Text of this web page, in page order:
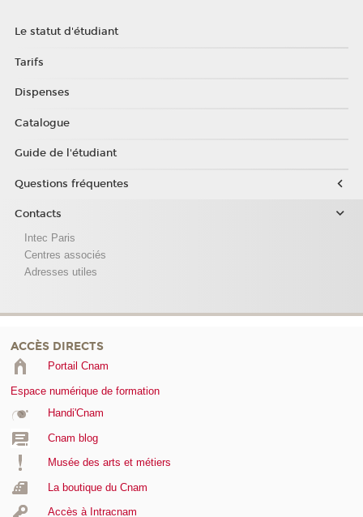
Le statut d'étudiant
Tarifs
Dispenses
Catalogue
Guide de l'étudiant
Questions fréquentes
Contacts
Intec Paris
Centres associés
Adresses utiles
ACCÈS DIRECTS
Portail Cnam
Espace numérique de formation
Handi'Cnam
Cnam blog
Musée des arts et métiers
La boutique du Cnam
Accès à Intracnam